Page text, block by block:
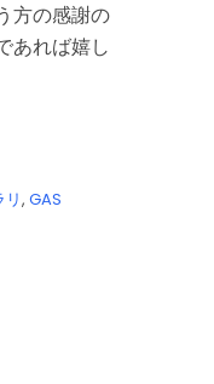
方の感謝の
あれば嬉し
, GAS